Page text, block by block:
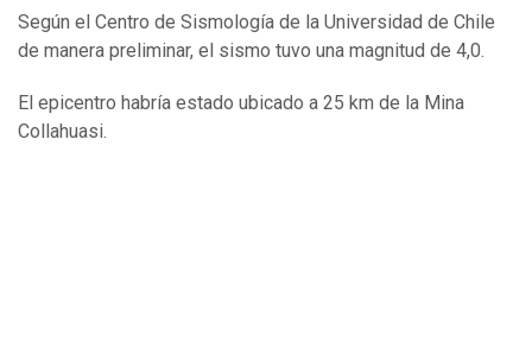
Según el Centro de Sismología de la Universidad de Chile
de manera preliminar, el sismo tuvo una magnitud de 4,0.
El epicentro habría estado ubicado a 25 km de la Mina
Collahuasi.